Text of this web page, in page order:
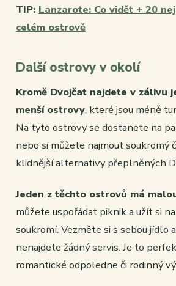
TIP: Lanzarote: Co vidět + 20
celém ostrově
Další ostrovy v okolí
Kromě Dvojčat najdete v zálivu
menší ostrovy, které jsou méně
Na tyto ostrovy se dostanete na
nebo si můžete najmout soukromý
klidnější alternativy přeplněných
Jeden z těchto ostrovů má
můžete uspořádat piknik a užít si
soukromí. Vezměte si s sebou jídlo
nenajdete žádný servis. Je to
romantické odpoledne či rodinný